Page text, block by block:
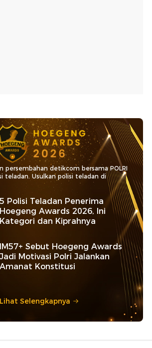
persembahan detikcom bersama POLRI
teladan. Usulkan polisi teladan di
5 Polisi Teladan Penerima
Hoegeng Awards 2026, Ini
Kategori dan Kiprahnya
IM57+ Sebut Hoegeng Awards
Jadi Motivasi Polri Jalankan
Amanat Konstitusi
Lihat Selengkapnya